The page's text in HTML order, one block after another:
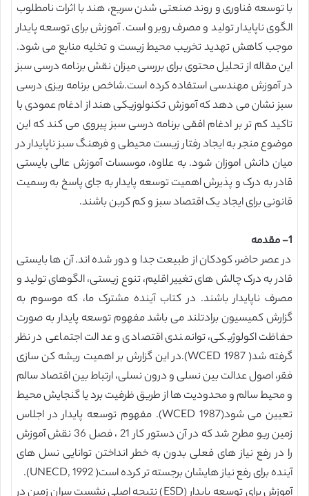
با توسعه فناوری و روند صنعتی شدن سریع، هند با اثرات نامطلوب
الگوی ناپایدار تولید و مصرف روبرو است. آموزش برای توسعه پایدار
موجب کاهش تهدید تخریب محیط زیست و تخلیه منابع می شود.
این مقاله از تحلیل محتوی برای بررسی میزان نقش برنامه درسی سبز
در آموزش مهندسی استفاده کرده است.شاخص برنامه ریزی درسی
سبز نشان می دهد که آموزش تکنولوزیکی هند از ادغام عمودی با
تاکید کم تر بر ادغام افقی برنامه درسی سبز پیروی می کند که این
موضوع منجر به ایجاد رفتار زیست محیطی و فرهنگ سبز ناپایدار در
میان دانش اموزان شود. به علاوه، موسسات آموزش عالی بایستی
قادر به درک و پذیرش اهمیت توسعه پایدار به جای پاسخ به رسمیت
قانونی برای ایجاد یک اقتصاد سبز و کم کربن باشند.
1- مقدمه
در عصر حاضر، کودکان از طبیعت جدا و دور شده اند. آن ها بایستی
قادر به درک چالش های تغییر اقلیم، تنوع زیستی، الگوهای تولید و
مصرف ناپایدار باشند. در کتاب آینده مشترک ما، که موسوم به
گزارش کمیسیون برادتلند می باشد مفهوم توسعه پایدار به صورت
حفاظت اکولوژیکی، توانمندی اقتصادی و عدالت اجتماعی در نظر
گرفته شد( WCED 1987).در این گزارش بر اهمیت ریشه کن سازی
فقر، اصول عدالت بین نسلی و درون نسلی، ارتباط بین اقتصاد سالم
و محیط سالم و محدودیت ها از طریق ظرفیت برد یا گنجایش محیط
تعیین می شود(WCED 1987). مفهوم توسعه پایدار در اجلاس
زمین ریو مطرح شد که در آن دستور کار 21 ، فصل 36 نقش آموزش
را در رفع نیاز های فعلی بدون به خطر انداختن توانایی نسل های
آینده برای رفع نیاز هایشان برجسته تر کرده است( UNECD, 1992).